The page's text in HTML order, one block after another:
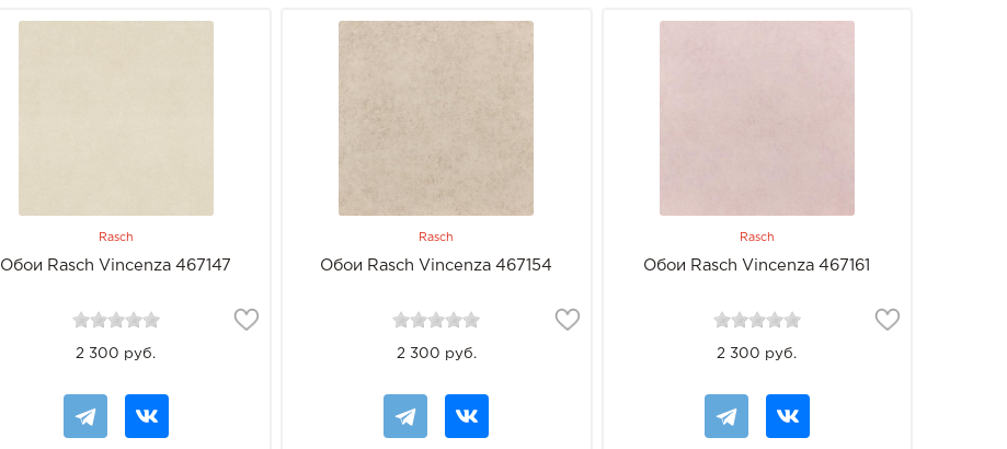
Rasch
Обои Rasch Vincenza 467147
2 300 руб.
Rasch
Обои Rasch Vincenza 467154
2 300 руб.
Rasch
Обои Rasch Vincenza 467161
2 300 руб.